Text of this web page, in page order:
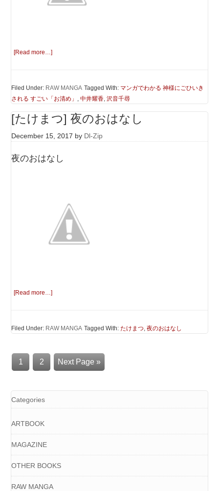
[Read more…]
Filed Under: RAW MANGA Tagged With: マンガでわかる 神様にごひいき
される すごい「お清め」 ,中井耀香,沢音千尋
[たけまつ] 夜のおはなし
December 15, 2017 by Dl-Zip
夜のおはなし
[Read more…]
Filed Under: RAW MANGA Tagged With:たけまつ,夜のおはなし
1 2 Next Page »
Categories
ARTBOOK
MAGAZINE
OTHER BOOKS
RAW MANGA